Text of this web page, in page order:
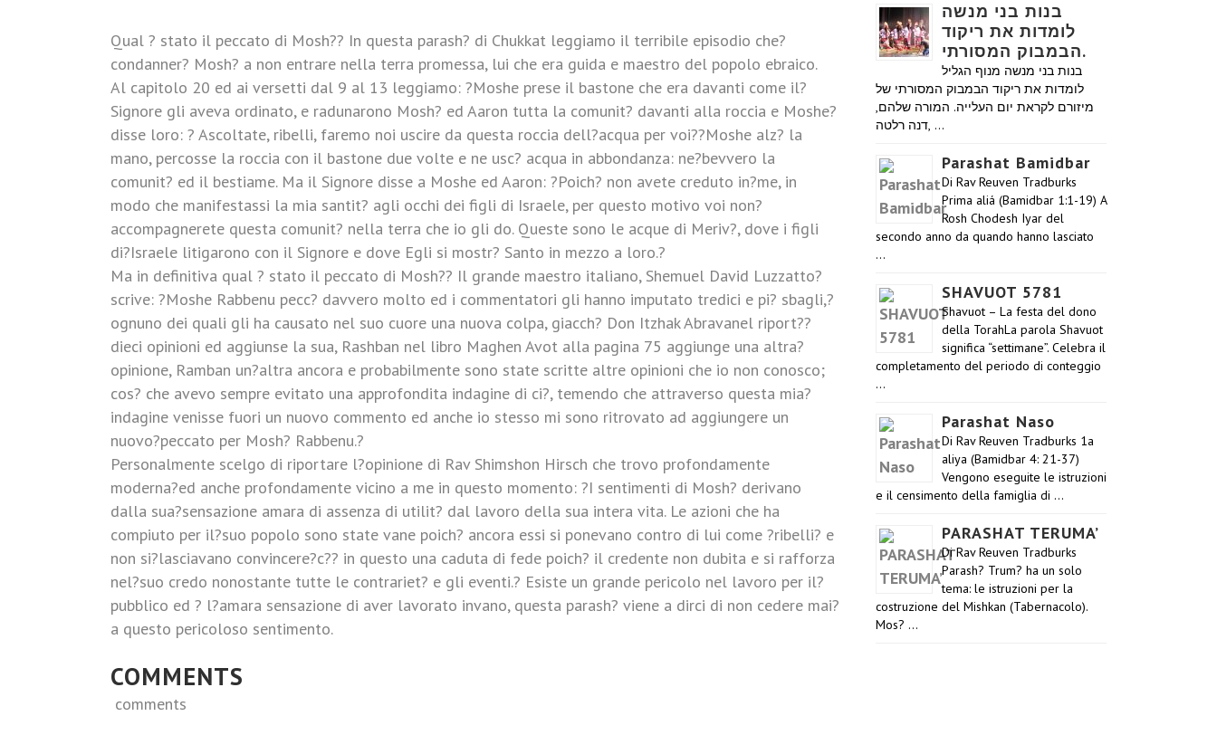
Qual ? stato il peccato di Mosh?? In questa parash? di Chukkat leggiamo il terribile episodio che?
condanner? Mosh? a non entrare nella terra promessa, lui che era guida e maestro del popolo ebraico.
Al capitolo 20 ed ai versetti dal 9 al 13 leggiamo: ?Moshe prese il bastone che era davanti come il?
Signore gli aveva ordinato, e radunarono Mosh? ed Aaron tutta la comunit? davanti alla roccia e Moshe?
disse loro: ? Ascoltate, ribelli, faremo noi uscire da questa roccia dell?acqua per voi??Moshe alz? la
mano, percosse la roccia con il bastone due volte e ne usc? acqua in abbondanza: ne?bevvero la
comunit? ed il bestiame. Ma il Signore disse a Moshe ed Aaron: ?Poich? non avete creduto in?me, in
modo che manifestassi la mia santit? agli occhi dei figli di Israele, per questo motivo voi non?
accompagnerete questa comunit? nella terra che io gli do. Queste sono le acque di Meriv?, dove i figli
di?Israele litigarono con il Signore e dove Egli si mostr? Santo in mezzo a loro.?
Ma in definitiva qual ? stato il peccato di Mosh?? Il grande maestro italiano, Shemuel David Luzzatto?
scrive: ?Moshe Rabbenu pecc? davvero molto ed i commentatori gli hanno imputato tredici e pi? sbagli,?
ognuno dei quali gli ha causato nel suo cuore una nuova colpa, giacch? Don Itzhak Abravanel riport??
dieci opinioni ed aggiunse la sua, Rashban nel libro Maghen Avot alla pagina 75 aggiunge una altra?
opinione, Ramban un?altra ancora e probabilmente sono state scritte altre opinioni che io non conosco;
cos? che avevo sempre evitato una approfondita indagine di ci?, temendo che attraverso questa mia?
indagine venisse fuori un nuovo commento ed anche io stesso mi sono ritrovato ad aggiungere un
nuovo?peccato per Mosh? Rabbenu.?
Personalmente scelgo di riportare l?opinione di Rav Shimshon Hirsch che trovo profondamente
moderna?ed anche profondamente vicino a me in questo momento: ?I sentimenti di Mosh? derivano
dalla sua?sensazione amara di assenza di utilit? dal lavoro della sua intera vita. Le azioni che ha
compiuto per il?suo popolo sono state vane poich? ancora essi si ponevano contro di lui come ?ribelli? e
non si?lasciavano convincere?c?? in questo una caduta di fede poich? il credente non dubita e si rafforza
nel?suo credo nonostante tutte le contrariet? e gli eventi.? Esiste un grande pericolo nel lavoro per il?
pubblico ed ? l?amara sensazione di aver lavorato invano, questa parash? viene a dirci di non cedere mai?
a questo pericoloso sentimento.
COMMENTS
comments
בנות בני מנשה
לומדות את ריקוד
הבמבוק המסורתי.
בנות בני מנשה מנוף הגליל
לומדות את ריקוד הבמבוק המסורתי של
מיזורם לקראת יום העלייה. המורה שלהם,
דנה רלטה, …
Parashat Bamidbar
Di Rav Reuven Tradburks
Prima aliá (Bamidbar 1:1-19) A
Rosh Chodesh Iyar del
secondo anno da quando hanno lasciato
…
SHAVUOT 5781
Shavuot – La festa del dono
della TorahLa parola Shavuot
significa “settimane”. Celebra il
completamento del periodo di conteggio
…
Parashat Naso
Di Rav Reuven Tradburks 1a
aliya (Bamidbar 4: 21-37)
Vengono eseguite le istruzioni
e il censimento della famiglia di …
PARASHAT TERUMA’
Di Rav Reuven Tradburks
Parash? Trum? ha un solo
tema: le istruzioni per la
costruzione del Mishkan (Tabernacolo).
Mos? …